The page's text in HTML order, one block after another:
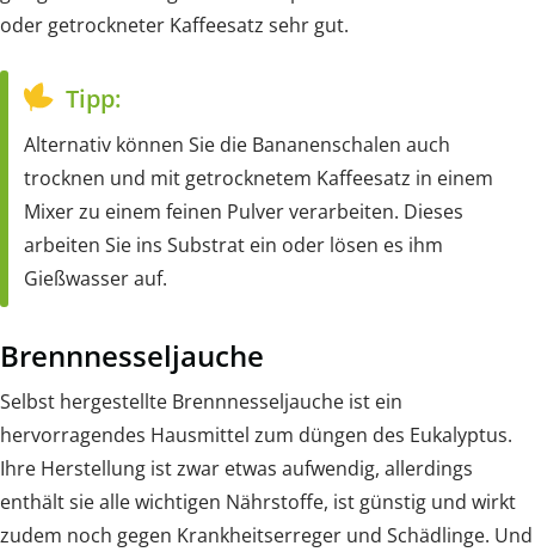
oder getrockneter Kaffeesatz sehr gut.
Tipp:
Alternativ können Sie die Bananenschalen auch
trocknen und mit getrocknetem Kaffeesatz in einem
Mixer zu einem feinen Pulver verarbeiten. Dieses
arbeiten Sie ins Substrat ein oder lösen es ihm
Gießwasser auf.
Brennnesseljauche
Selbst hergestellte Brennnesseljauche ist ein
hervorragendes Hausmittel zum düngen des Eukalyptus.
Ihre Herstellung ist zwar etwas aufwendig, allerdings
enthält sie alle wichtigen Nährstoffe, ist günstig und wirkt
zudem noch gegen Krankheitserreger und Schädlinge. Und